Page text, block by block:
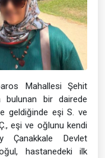
Mahallesi Şehit
bulunan bir dairede
geldiğinde eşi S. ve
eşi ve oğlunu kendi
Çanakkale Devlet
hastanedeki ilk